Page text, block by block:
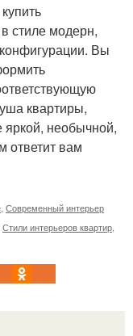
стиле модерн,
Вы
квартиры,
необычной,
ответит вам
Современный интерьер
Стили интерьеров квартир